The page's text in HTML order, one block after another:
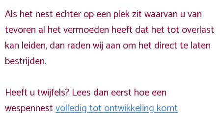
Als het nest echter op een plek zit waarvan u van
tevoren al het vermoeden heeft dat het tot overlast
kan leiden, dan raden wij aan om het direct te laten
bestrijden.
Heeft u twijfels? Lees dan eerst hoe een
wespennestvolledig tot ontwikkeling komt